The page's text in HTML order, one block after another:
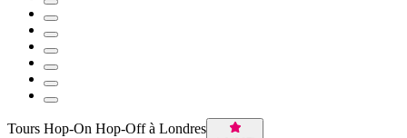
Tours Hop-On Hop-Off à Londres